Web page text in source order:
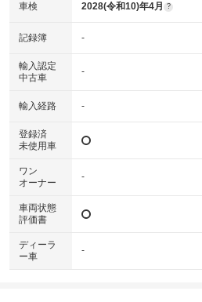
車検 2028(令和10)年4月 ?
記録簿 -
輸入認定
中古車
-
輸入経路 -
登録済
未使用車
ワン
オーナー
-
車両状態
評価書
ディーラ
ー車
-